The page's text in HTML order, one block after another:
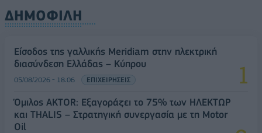
ΔΗΜΟΦΙΛΗ
Είσοδος της γαλλικής Meridiam στην ηλεκτρική
διασύνδεση Ελλάδας – Κύπρου
05/08/2026 - 18:06 ΕΠΙΧΕΙΡΗΣΕΙΣ
Όμιλος AKTOR: Εξαγοράζει το 75% των ΗΛΕΚΤΩΡ
και THALIS – Στρατηγική συνεργασία με τη Motor
Oil